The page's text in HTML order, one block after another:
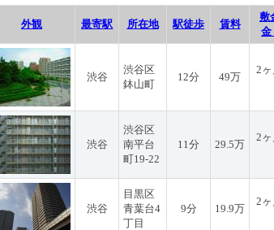
外観 最寄駅 所在地 駅徒歩 賃料
敷
金
渋谷
渋谷区
鉢山町
12分 49万
2ヶ
渋谷
渋谷区
南平台
町19-22
11分 29.5万
2ヶ
渋谷
目黒区
青葉台4
丁目
9分 19.9万
2ヶ